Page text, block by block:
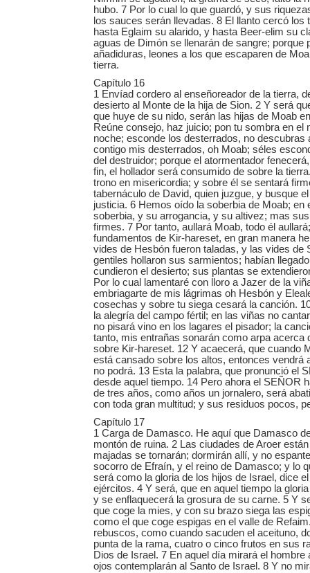
hubo. 7 Por lo cual lo que guardó, y sus
los sauces serán llevadas. 8 El llanto cercó los
hasta Eglaim su alarido, y hasta Beer-elim su
aguas de Dimón se llenarán de sangre; porque
añadiduras, leones a los que escaparen de
tierra.
Capítulo 16
1 Envíad cordero al enseñoreador de la tierra,
desierto al Monte de la hija de Sion. 2 Y será
que huye de su nido, serán las hijas de Moab
Reúne consejo, haz juicio; pon tu sombra en el
noche; esconde los desterrados, no descubras
contigo mis desterrados, oh Moab; séles
del destruidor; porque el atormentador
fin, el hollador será consumido de sobre la
trono en misericordia; y sobre él se sentará
tabernáculo de David, quien juzgue, y busque
justicia. 6 Hemos oído la soberbia de Moab; en
soberbia, y su arrogancia, y su altivez; mas
firmes. 7 Por tanto, aullará Moab, todo él
fundamentos de Kir-hareset, en gran manera
vides de Hesbón fueron taladas, y las vides de
gentiles hollaron sus sarmientos; habían
cundieron el desierto; sus plantas se
Por lo cual lamentaré con lloro a Jazer de la
embriagarte de mis lágrimas oh Hesbón y
cosechas y sobre tu siega cesará la canción.
la alegría del campo fértil; en las viñas no
no pisará vino en los lagares el pisador; la
tanto, mis entrañas sonarán como arpa acerca
sobre Kir-hareset. 12 Y acaecerá, que cuando
está cansado sobre los altos, entonces vendrá
no podrá. 13 Esta la palabra, que pronunció el
desde aquel tiempo. 14 Pero ahora el SEÑOR
de tres años, como años un jornalero, será
con toda gran multitud; y sus residuos pocos,
Capítulo 17
1 Carga de Damasco. He aquí que Damasco
montón de ruina. 2 Las ciudades de Aroer
majadas se tornarán; dormirán allí, y no
socorro de Efraín, y el reino de Damasco; y lo
será como la gloria de los hijos de Israel, dice
ejércitos. 4 Y será, que en aquel tiempo la
y se enflaquecerá la grosura de su carne. 5 Y
que coge la mies, y con su brazo siega las
como el que coge espigas en el valle de
rebuscos, como cuando sacuden el aceituno,
punta de la rama, cuatro o cinco frutos en sus
Dios de Israel. 7 En aquel día mirará el
ojos contemplarán al Santo de Israel. 8 Y no